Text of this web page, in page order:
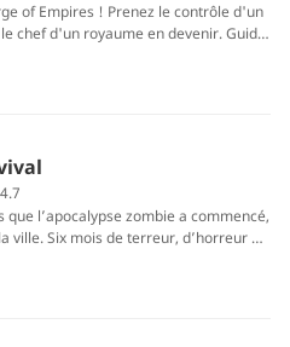
of Empires ! Prenez le contrôle d'un
chef d'un royaume en devenir. Guide
4.7
que l’apocalypse zombie a commencé,
ville. Six mois de terreur, d’horreur et